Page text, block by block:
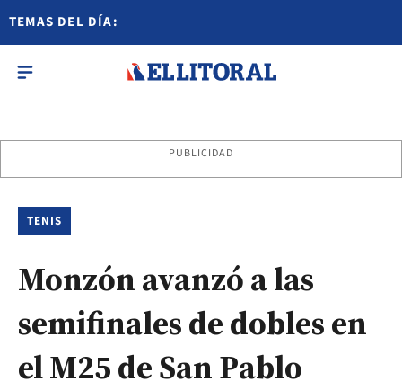
TEMAS DEL DÍA:
PUBLICIDAD
TENIS
Monzón avanzó a las
semifinales de dobles en
el M25 de San Pablo